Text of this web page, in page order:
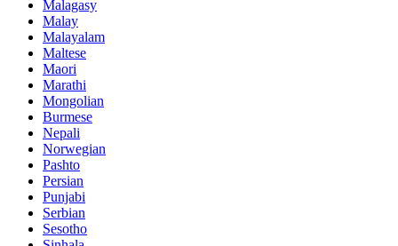
Malagasy
Malay
Malayalam
Maltese
Maori
Marathi
Mongolian
Burmese
Nepali
Norwegian
Pashto
Persian
Punjabi
Serbian
Sesotho